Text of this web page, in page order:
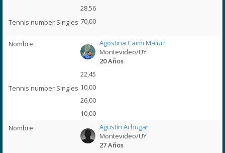
28,56
70,00
Agostina Caimi Maiuri
Montevideo/UY
20 Años
22,45
10,00
26,00
10,00
Agustín Achugar
Montevideo/UY
27 Años